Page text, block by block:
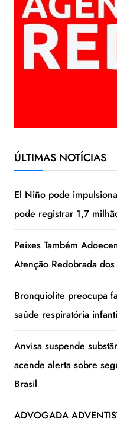
ÚLTIMAS NOTÍCIAS
El Niño pode
pode registrar 1,7
Peixes Também
Atenção Redobrada
Bronquiolite preocupa
saúde respiratória
Anvisa suspende
acende alerta sobre
Brasil
ADVOGADA